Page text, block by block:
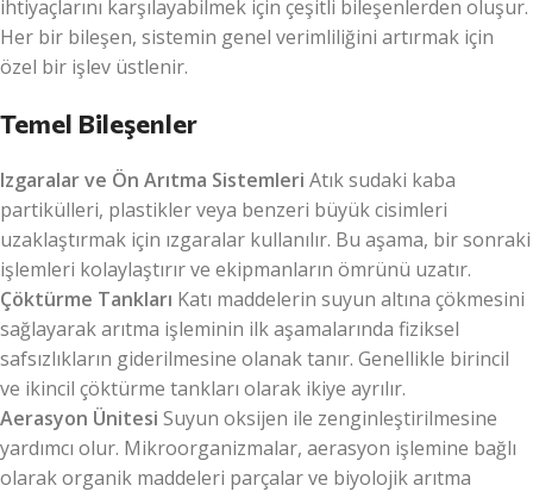
ihtiyaçlarını karşılayabilmek için çeşitli bileşenlerden oluşur.
Her bir bileşen, sistemin genel verimliliğini artırmak için
özel bir işlev üstlenir.
Temel Bileşenler
Izgaralar ve Ön Arıtma Sistemleri Atık sudaki kaba
partikülleri, plastikler veya benzeri büyük cisimleri
uzaklaştırmak için ızgaralar kullanılır. Bu aşama, bir sonraki
işlemleri kolaylaştırır ve ekipmanların ömrünü uzatır.
Çöktürme Tankları Katı maddelerin suyun altına çökmesini
sağlayarak arıtma işleminin ilk aşamalarında fiziksel
safsızlıkların giderilmesine olanak tanır. Genellikle birincil
ve ikincil çöktürme tankları olarak ikiye ayrılır.
Aerasyon Ünitesi Suyun oksijen ile zenginleştirilmesine
yardımcı olur. Mikroorganizmalar, aerasyon işlemine bağlı
olarak organik maddeleri parçalar ve biyolojik arıtma